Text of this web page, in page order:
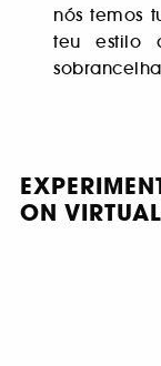
nós temos
teu estilo
ON VIRTUAL